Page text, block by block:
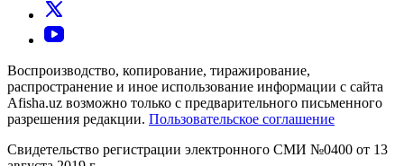
Воспроизводство, копирование, тиражирование,
распространение и иное использование информации с сайта
Afisha.uz возможно только с предварительного письменного
разрешения редакции. Пользовательское соглашение
Свидетельство регистрации электронного СМИ №0400 от 13